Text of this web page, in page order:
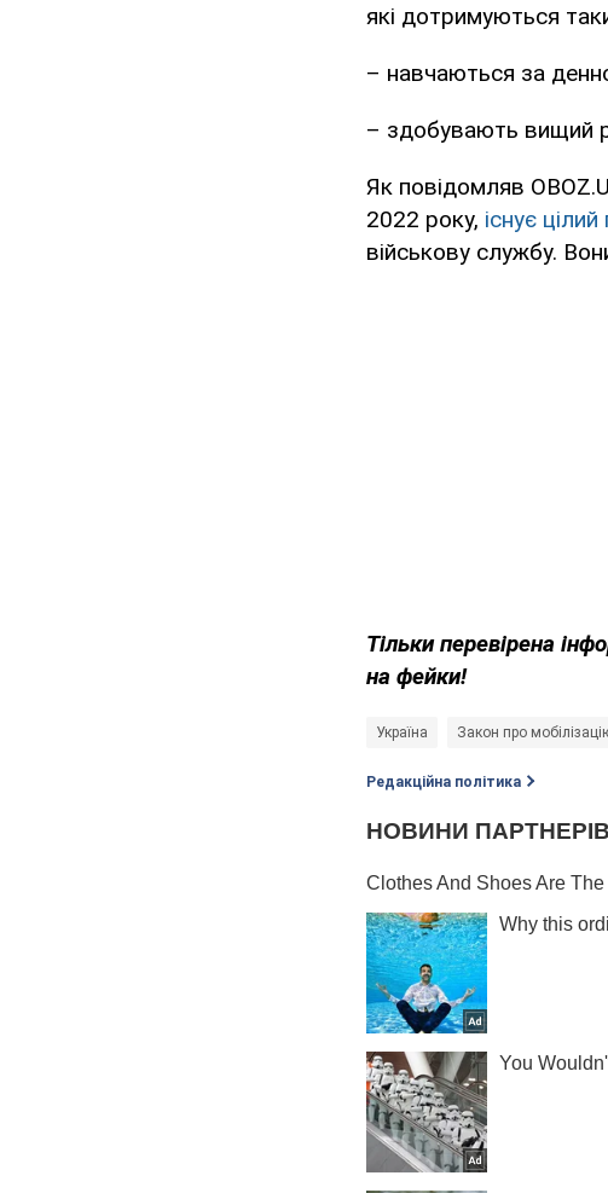
які дотримуються
– навчаються за
– здобувають вищий
Як повідомляв
2022 року, існує
військову службу.
Тільки перевірена
на фейки!
Україна Закон про
Редакційна політика